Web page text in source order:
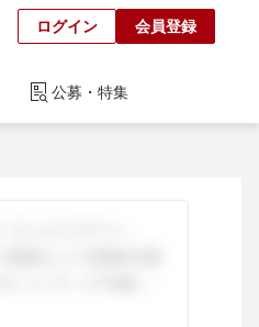
ログイン 会員登録
公募・特集